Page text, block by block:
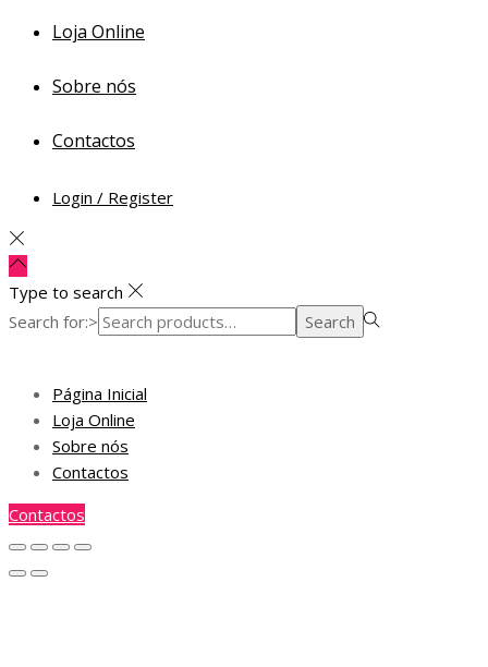
Loja Online
Sobre nós
Contactos
Login / Register
Type to search
Search for:>
Search
Página Inicial
Loja Online
Sobre nós
Contactos
Contactos